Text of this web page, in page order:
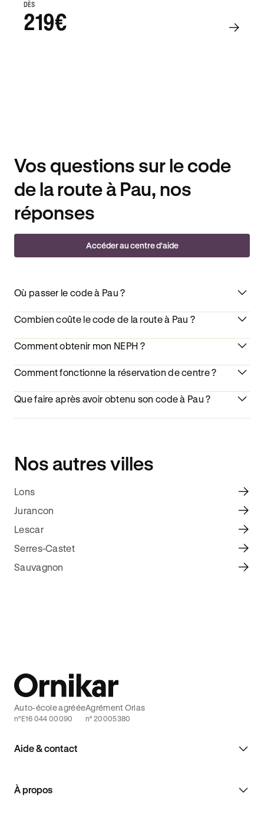
DÈS
219€
Vos questions sur le code
de la route à Pau, nos
réponses
Accéder au centre d'aide
Où passer le code à Pau ?
Combien coûte le code de la route à Pau ?
Comment obtenir mon NEPH ?
Comment fonctionne la réservation de centre ?
Que faire après avoir obtenu son code à Pau ?
Nos autres villes
Lons
Jurancon
Lescar
Serres-Castet
Sauvagnon
Aide & contact
À propos
Auto-école agréée
n°E16 044 00090
Agrément Orias
n° 20005380